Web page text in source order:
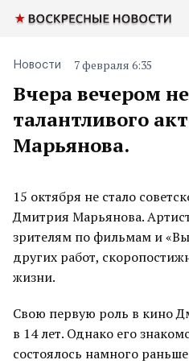
Вчера вечером
талантливого
Марьянова.
Новости 7 февраля 6:35
15 октября не стало
Дмитрия Марьянова.
зрителям по фильмам и
других работ,
жизни.
Свою первую роль в кино
в 14 лет. Однако его
состоялось намного